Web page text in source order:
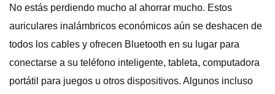
No estás perdiendo mucho al ahorrar mucho. Estos
auriculares inalámbricos económicos aún se deshacen de
todos los cables y ofrecen Bluetooth en su lugar para
conectarse a su teléfono inteligente, tableta, computadora
portátil para juegos u otros dispositivos. Algunos incluso